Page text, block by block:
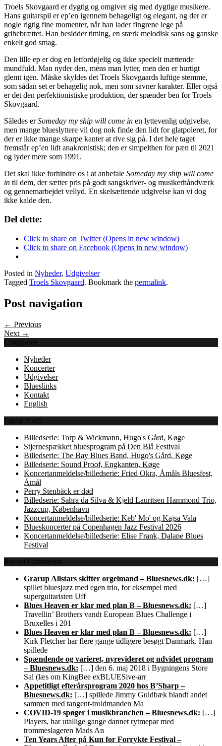
Troels Skovgaard er dygtig og omgiver sig med dygtige musikere.
Hans guitarspil er ep’en igennem behageligt og elegant, og der er
nogle rigtig fine momenter, når han lader fingrene lege på
gribebrættet. Han besidder timing, en stærk melodisk sans og ganske
enkelt god smag.
Den lille ep er dog en letfordøjelig og ikke specielt mættende
mundfuld. Man nyder den, mens man lytter, men den er hurtigt
glemt igen. Måske skyldes det Troels Skovgaards luftige stemme,
som sådan set er behagelig nok, men som savner karakter. Eller også
er det den perfektionistiske produktion, der spænder ben for Troels
Skovgaard.
Således erSomeday my ship will come in en lyttevenlig udgivelse,
men mange blueslyttere vil dog nok finde den lidt for glatpoleret, for
der er ikke mange skarpe kanter at rive sig på. I det hele taget
fremstår ep’en lidt anakronistisk; den er simpelthen for pæn til 2021
og lyder mere som 1991.
Det skal ikke forhindre os i at anbefale Someday my ship will come
in til dem, der sætter pris på godt sangskriver- og musikerhåndværk
og gennemarbejdet vellyd. En skelsættende udgivelse kan vi dog
ikke kalde den.
Del dette:
Click to share on Twitter (Opens in new window)
Click to share on Facebook (Opens in new window)
Posted in Nyheder, Udgivelser
Tagged Troels Skovgaard. Bookmark the permalink.
Post navigation
← Previous
Next →
Categories
Nyheder
Koncerter
Udgivelser
Blueslinks
Kontakt
English
Latest Posts
Billedserie: Torp & Wickmann, Hugo's Gård, Køge
Stjernespækket bluesprogram på Den Blå Festival
Billedserie: The Bay Blues Band, Hugo's Gård, Køge
Billedserie: Sound Proof, Engkanten, Køge
Koncertanmeldelse/billedserie: Fried Okra, Åmåls Bluesfest,
Åmål
Perry Stenbäck er død
Billedserie: Sahra da Silva & Kjeld Lauritsen Hammond Trio,
Jazzcup, København
Koncertanmeldelse/billedserie: Keb' Mo' og Kajsa Vala
Blueskoncerter på Copenhagen Jazz Festival 2026
Koncertanmeldelse/billedserie: Elise Frank, Dalane Blues
Festival
Recent Comments
Grarup Allstars skifter orgelmand – Bluesnews.dk: […]
spillet bluesjazz med egen trio, for eksempel med
superguitaristen Uff
Blues Heaven er klar med plan B – Bluesnews.dk: […]
Travellin’ Brothers vandt European Blues Challenge i
Bruxelles i 201
Blues Heaven er klar med plan B – Bluesnews.dk: […]
Kirk Fletcher har flere gange tidligere besøgt Danmark. Han
spillede
Spændende og varieret, nyrevideret og udvidet program
– Bluesnews.dk: […] den 6. maj 2018 i Bygningens Store
Sal (læs om KingBee exBLUESive-arr
Appetitligt efterårsprogram 2020 hos B’Sharp –
Bluesnews.dk: […] spillede Jimmy Guldbæk blandt andet
sammen med tangent-troldmanden Ma
COVID-19 spøger i musikbranchen – Bluesnews.dk: […]
Players, har utallige gange dannet rytmepar med
trommeslageren Mads An
Ten Years After på Kun for Forrykte Festival –